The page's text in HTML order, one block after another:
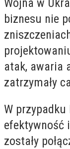
Wojna w
biznesu nie
atak, awaria
zatrzymały
W
efektywność
zostały